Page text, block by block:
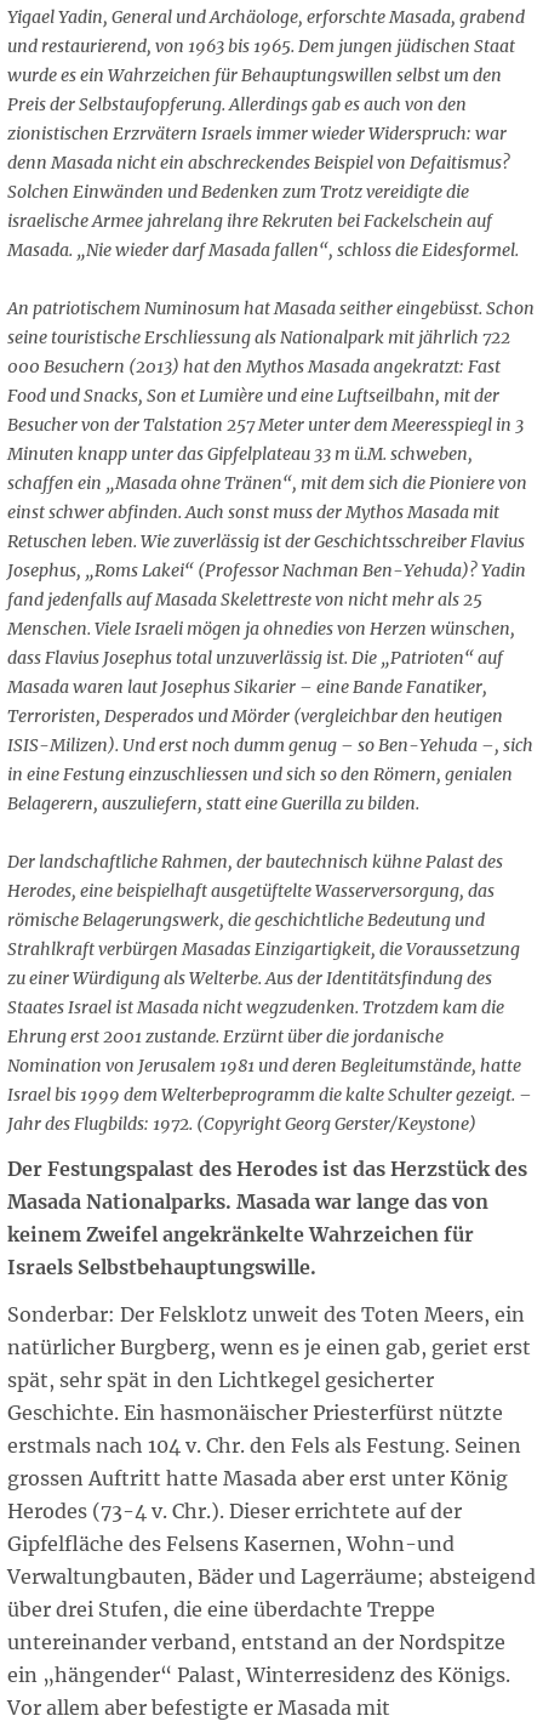
Yigael Yadin, General und Archäologe, erforschte Masada, grabend
und restaurierend, von 1963 bis 1965. Dem jungen jüdischen Staat
wurde es ein Wahrzeichen für Behauptungswillen selbst um den
Preis der Selbstaufopferung. Allerdings gab es auch von den
zionistischen Erzrvätern Israels immer wieder Widerspruch: war
denn Masada nicht ein abschreckendes Beispiel von Defaitismus?
Solchen Einwänden und Bedenken zum Trotz vereidigte die
israelische Armee jahrelang ihre Rekruten bei Fackelschein auf
Masada. „Nie wieder darf Masada fallen“, schloss die Eidesformel.
An patriotischem Numinosum hat Masada seither eingebüsst. Schon
seine touristische Erschliessung als Nationalpark mit jährlich 722
000 Besuchern (2013) hat den Mythos Masada angekratzt: Fast
Food und Snacks, Son et Lumière und eine Luftseilbahn, mit der
Besucher von der Talstation 257 Meter unter dem Meeresspiegl in 3
Minuten knapp unter das Gipfelplateau 33 m ü.M. schweben,
schaffen ein „Masada ohne Tränen“, mit dem sich die Pioniere von
einst schwer abfinden. Auch sonst muss der Mythos Masada mit
Retuschen leben. Wie zuverlässig ist der Geschichtsschreiber Flavius
Josephus, „Roms Lakei“ (Professor Nachman Ben-Yehuda)? Yadin
fand jedenfalls auf Masada Skelettreste von nicht mehr als 25
Menschen. Viele Israeli mögen ja ohnedies von Herzen wünschen,
dass Flavius Josephus total unzuverlässig ist. Die „Patrioten“ auf
Masada waren laut Josephus Sikarier – eine Bande Fanatiker,
Terroristen, Desperados und Mörder (vergleichbar den heutigen
ISIS-Milizen). Und erst noch dumm genug – so Ben-Yehuda –, sich
in eine Festung einzuschliessen und sich so den Römern, genialen
Belagerern, auszuliefern, statt eine Guerilla zu bilden.
Der landschaftliche Rahmen, der bautechnisch kühne Palast des
Herodes, eine beispielhaft ausgetüftelte Wasserversorgung, das
römische Belagerungswerk, die geschichtliche Bedeutung und
Strahlkraft verbürgen Masadas Einzigartigkeit, die Voraussetzung
zu einer Würdigung als Welterbe. Aus der Identitätsfindung des
Staates Israel ist Masada nicht wegzudenken. Trotzdem kam die
Ehrung erst 2001 zustande. Erzürnt über die jordanische
Nomination von Jerusalem 1981 und deren Begleitumstände, hatte
Israel bis 1999 dem Welterbeprogramm die kalte Schulter gezeigt. –
Jahr des Flugbilds: 1972. (Copyright Georg Gerster/Keystone)
Der Festungspalast des Herodes ist das Herzstück des
Masada Nationalparks. Masada war lange das von
keinem Zweifel angekränkelte Wahrzeichen für
Israels Selbstbehauptungswille.
Sonderbar: Der Felsklotz unweit des Toten Meers, ein
natürlicher Burgberg, wenn es je einen gab, geriet erst
spät, sehr spät in den Lichtkegel gesicherter
Geschichte. Ein hasmonäischer Priesterfürst nützte
erstmals nach 104 v. Chr. den Fels als Festung. Seinen
grossen Auftritt hatte Masada aber erst unter König
Herodes (73-4 v. Chr.). Dieser errichtete auf der
Gipfelfläche des Felsens Kasernen, Wohn-und
Verwaltungbauten, Bäder und Lagerräume; absteigend
über drei Stufen, die eine überdachte Treppe
untereinander verband, entstand an der Nordspitze
ein „hängender“ Palast, Winterresidenz des Königs.
Vor allem aber befestigte er Masada mit